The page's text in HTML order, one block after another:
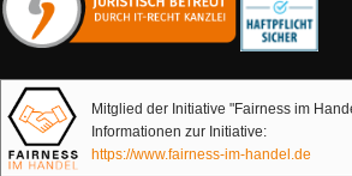
Mitglied der Initiative "Fairness im
Informationen zur Initiative:
https://www.fairness-im-handel.de